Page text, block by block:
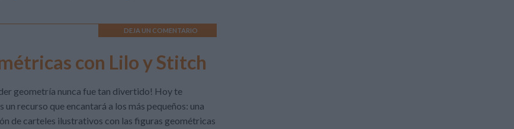
DEJA UN COMENTARIO
con Lilo y Stitch
geometría nunca fue tan divertido! Hoy te
un recurso que encantará a los más pequeños: una
de carteles ilustrativos con las figuras geométricas